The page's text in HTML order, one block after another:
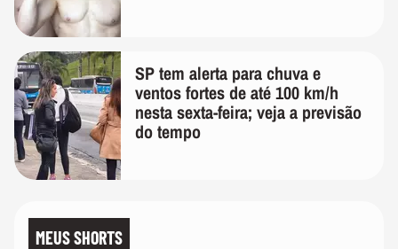
SP tem alerta para chuva e
ventos fortes de até 100 km/h
nesta sexta-feira; veja a previsão
do tempo
MEUS SHORTS